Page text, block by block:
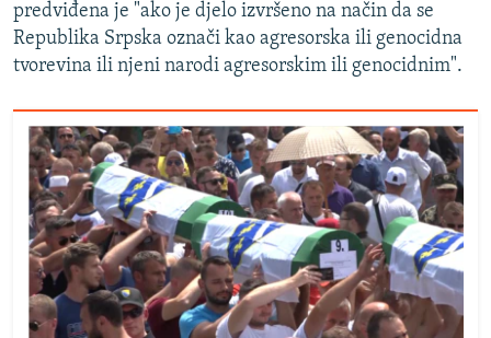
predviđena je "ako je djelo izvršeno na način da se
Republika Srpska označi kao agresorska ili genocidna
tvorevina ili njeni narodi agresorskim ili genocidnim".